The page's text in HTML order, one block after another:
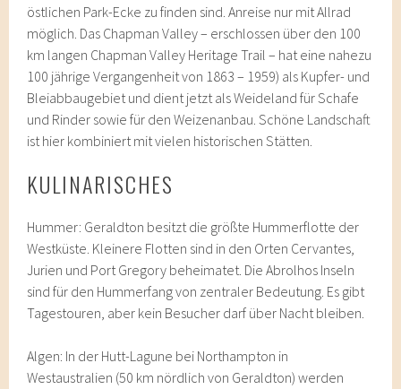
östlichen Park-Ecke zu finden sind. Anreise nur mit Allrad
möglich. Das Chapman Valley – erschlossen über den 100
km langen Chapman Valley Heritage Trail – hat eine nahezu
100 jährige Vergangenheit von 1863 – 1959) als Kupfer- und
Bleiabbaugebiet und dient jetzt als Weideland für Schafe
und Rinder sowie für den Weizenanbau. Schöne Landschaft
ist hier kombiniert mit vielen historischen Stätten.
KULINARISCHES
Hummer: Geraldton besitzt die größte Hummerflotte der
Westküste. Kleinere Flotten sind in den Orten Cervantes,
Jurien und Port Gregory beheimatet. Die Abrolhos Inseln
sind für den Hummerfang von zentraler Bedeutung. Es gibt
Tagestouren, aber kein Besucher darf über Nacht bleiben.
Algen: In der Hutt-Lagune bei Northampton in
Westaustralien (50 km nördlich von Geraldton) werden